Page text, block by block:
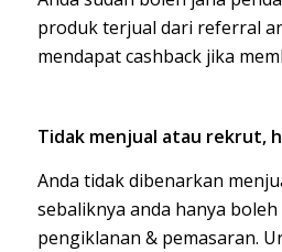
produk terjual dari referral
mendapat cashback jika
Tidak menjual atau rekrut,
Anda tidak dibenarkan
sebaliknya anda hanya
pengiklanan & pemasaran.